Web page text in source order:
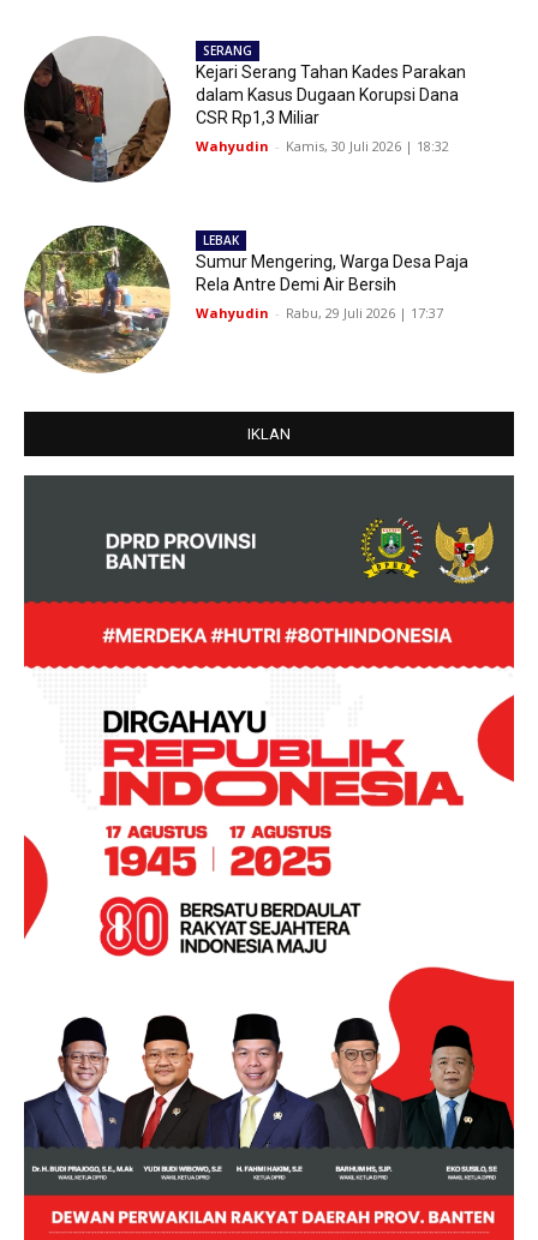
SERANG
Kejari Serang Tahan Kades Parakan
dalam Kasus Dugaan Korupsi Dana
CSR Rp1,3 Miliar
Wahyudin - Kamis, 30 Juli 2026 | 18:32
LEBAK
Sumur Mengering, Warga Desa Paja
Rela Antre Demi Air Bersih
Wahyudin - Rabu, 29 Juli 2026 | 17:37
IKLAN